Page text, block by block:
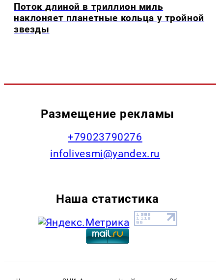
Поток длиной в триллион миль
наклоняет планетные кольца у тройной
звезды
Размещение рекламы
+79023790276
infolivesmi@yandex.ru
Наша статистика